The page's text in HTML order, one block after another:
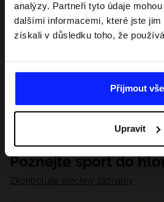
analýzy. Partneři tyto údaje
dalšími informacemi, které jste
získali v důsledku toho, že
Přijmout vše
Upravit
Poznejte sport do
Zkontrolujte všechny záznamy